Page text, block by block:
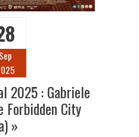
Sep
2025 : Gabriele
City
»